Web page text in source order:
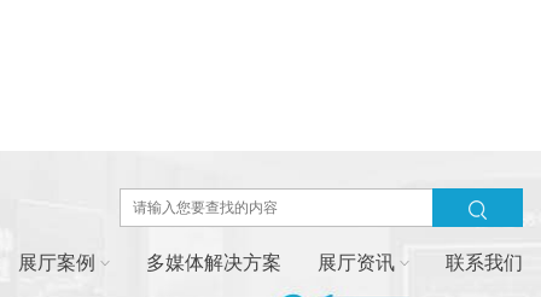
展厅案例 多媒体解决方案 展厅资讯 联系我们